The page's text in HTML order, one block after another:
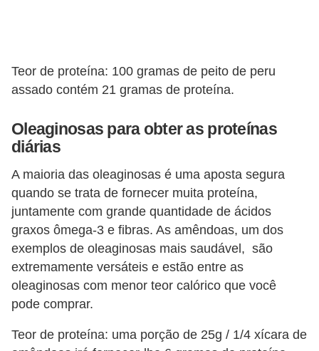
Teor de proteína: 100 gramas de peito de peru
assado contém 21 gramas de proteína.
Oleaginosas para obter as proteínas
diárias
A maioria das oleaginosas é uma aposta segura
quando se trata de fornecer muita proteína,
juntamente com grande quantidade de ácidos
graxos ômega-3 e fibras. As amêndoas, um dos
exemplos de oleaginosas mais saudável, são
extremamente versáteis e estão entre as
oleaginosas com menor teor calórico que você
pode comprar.
Teor de proteína: uma porção de 25g / 1/4 xícara de